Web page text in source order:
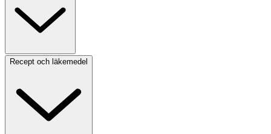
Recept och läkemedel